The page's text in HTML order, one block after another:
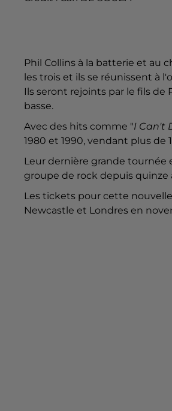
Phil Collins à la batterie et au
les trois et ils se réunissent à
Ils seront rejoints par le fils de
basse.
Avec des hits comme "I Can't
1980 et 1990, vendant plus de
Leur dernière grande tournée
groupe de rock depuis quinze
Les tickets pour cette
Newcastle et Londres en